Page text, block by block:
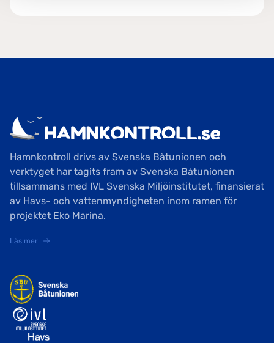
Hamnkontroll drivs av Svenska Båtunionen och
verktyget har tagits fram av Svenska Båtunionen
tillsammans med IVL Svenska Miljöinstitutet, finansierat
av Havs- och vattenmyndigheten inom ramen för
projektet Eko Marina.
Läs mer